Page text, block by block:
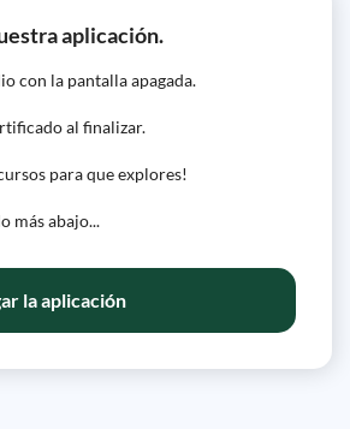
aplicación.
con la pantalla apagada.
al finalizar.
para que explores!
más abajo...
la aplicación